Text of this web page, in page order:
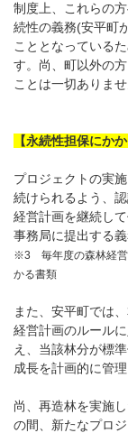
制度上、これらの
続性の義務(安平町
こととなっている
す。尚、町以外の
ことは一切ありま
【永続性担保にかか
プロジェクトの実
続けられるよう、
経営計画を継続し
事務局に提出する義
※3 毎年度の森林経
かる書類
また、安平町では
経営計画のルール
え、当該林分が標
成長を計画的に管
尚、再造林を実施
の間、新たなプロ